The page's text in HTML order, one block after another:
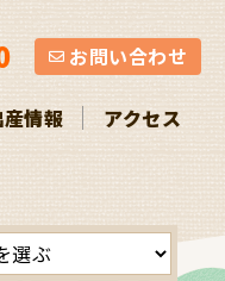
お問い合わせ
産情報 アクセス